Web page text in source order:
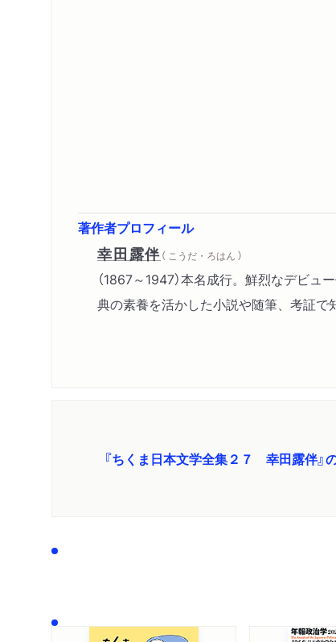
著作者プロフィール
幸田露伴（ こうだ・ろはん ）
（1867～1947）本名成行。鮮烈なデビュ
典の素養を活かした小説や随筆、考証で
『ちくま日本文学全集２７ 幸田露伴』